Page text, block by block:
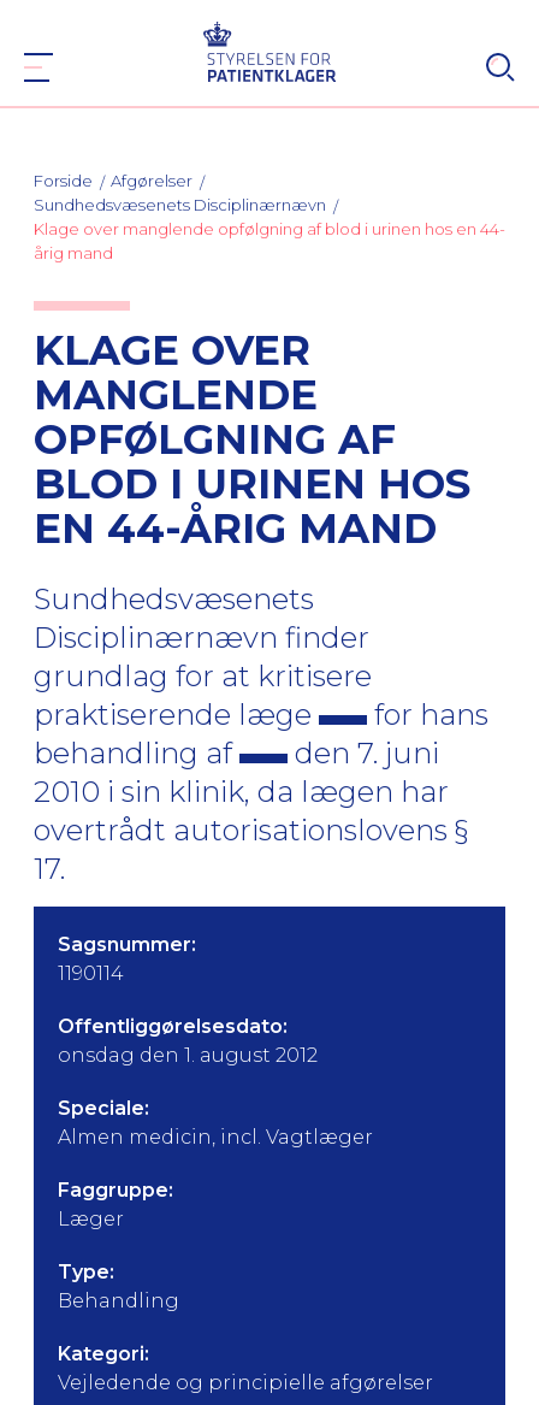
Forside
Afgørelser
Sundhedsvæsenets Disciplinærnævn
Klage over manglende opfølgning af blod i urinen hos en 44-
årig mand
KLAGE OVER
MANGLENDE
OPFØLGNING AF
BLOD I URINEN HOS
EN 44-ÅRIG MAND
Sundhedsvæsenets
Disciplinærnævn finder
grundlag for at kritisere
praktiserende læge
for hans
behandling af
den 7. juni
2010 i sin klinik, da lægen har
overtrådt autorisationslovens §
17.
Sagsnummer:
1190114
Offentliggørelsesdato:
onsdag den 1. august 2012
Speciale:
Almen medicin, incl. Vagtlæger
Faggruppe:
Læger
Type:
Behandling
Kategori:
Vejledende og principielle afgørelser